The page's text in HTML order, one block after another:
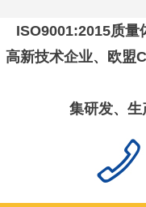
ISO9001:2015质量
高新技术企业、欧盟
集研发、